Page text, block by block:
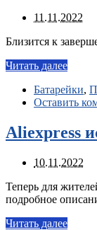
11.11.2022
Близится к
Читать далее
Батарейки,
Оставить
Aliexpress
10.11.2022
Теперь для
подробное
Читать далее